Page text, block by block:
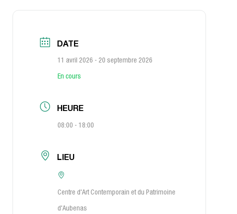
DATE
11 avril 2026 - 20 septembre 2026
En cours
HEURE
08:00 - 18:00
LIEU
Centre d'Art Contemporain et du Patrimoine
d'Aubenas